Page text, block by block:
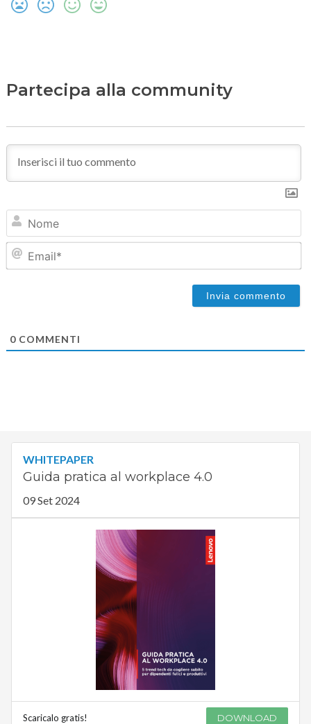
Partecipa alla community
0COMMENTI
WHITEPAPER
Guida pratica al workplace 4.0
09 Set 2024
Scaricalo gratis! DOWNLOAD